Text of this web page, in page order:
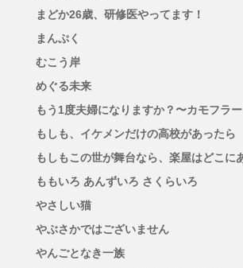
まどか26歳、研修医やってます！
まんぷく
むこう岸
めぐる未来
もう1度夫婦になりますか？〜カモフラ
もしも、イケメンだけの高校があったら
もしもこの世が舞台なら、楽屋はどこに
ももいろ あんずいろ さくらいろ
やさしい猫
やぶさかではございません
やんごとなき一族